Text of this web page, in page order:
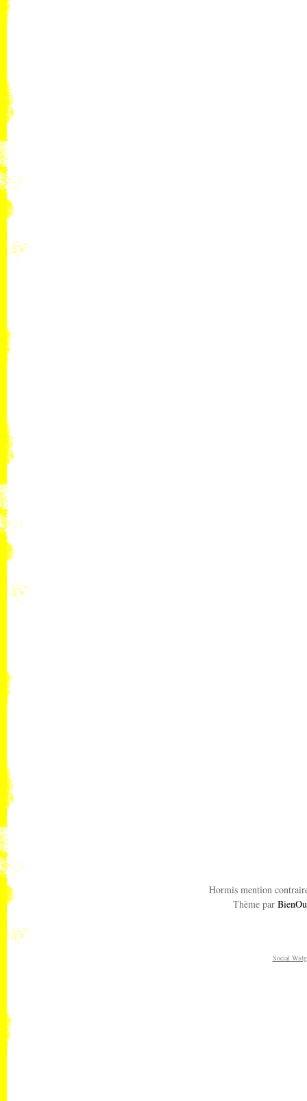
Hormis mention
Thème par
Social